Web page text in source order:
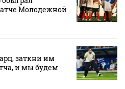
Молодежной
заткни им
и мы будем